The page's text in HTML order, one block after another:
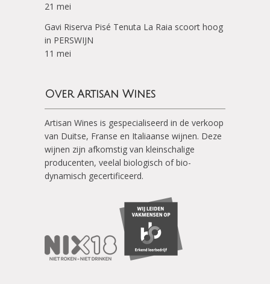
21 mei
Gavi Riserva Pisé Tenuta La Raia scoort hoog
in PERSWIJN
11 mei
Over Artisan Wines
Artisan Wines is gespecialiseerd in de verkoop
van Duitse, Franse en Italiaanse wijnen. Deze
wijnen zijn afkomstig van kleinschalige
producenten, veelal biologisch of bio-
dynamisch gecertificeerd.